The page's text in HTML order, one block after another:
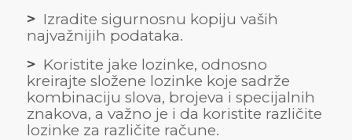
> Izradite sigurnosnu kopiju vaših
najvažnijih podataka.
> Koristite jake lozinke, odnosno
kreirajte složene lozinke koje sadrže
kombinaciju slova, brojeva i specijalnih
znakova, a važno je i da koristite različite
lozinke za različite račune.